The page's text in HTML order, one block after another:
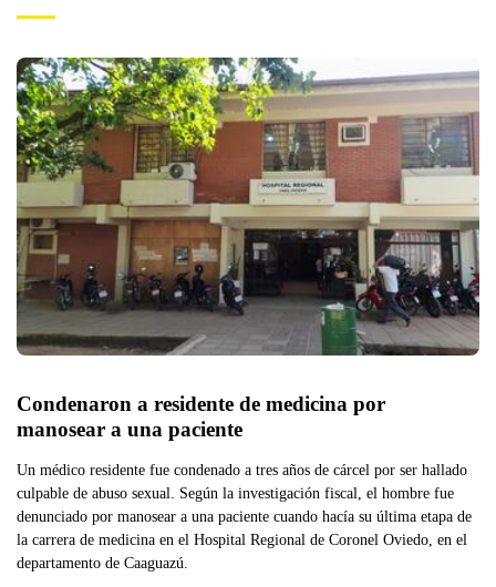
Condenaron a residente de medicina por
Un médico residente fue condenado a tres años de cárcel por ser hallado
culpable de abuso sexual. Según la investigación fiscal, el hombre fue
denunciado por manosear a una paciente cuando hacía su última etapa de
la carrera de medicina en el Hospital Regional de Coronel Oviedo, en el
departamento de Caaguazú.